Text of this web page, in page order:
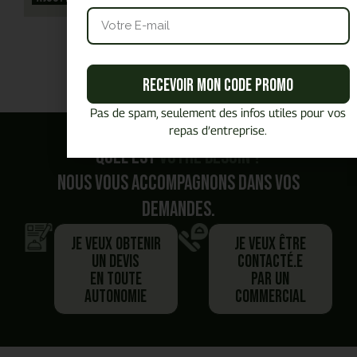
Quel estvotre besoin ?
Nous vous accompagnons dans vos
demandes.
Je veux obtenir
un devis
en toute
autonomie
Je veux être
contacté.e
par un
commercial
Recevoir mon code promo
Pas de spam, seulement des infos utiles pour vos
repas d’entreprise.